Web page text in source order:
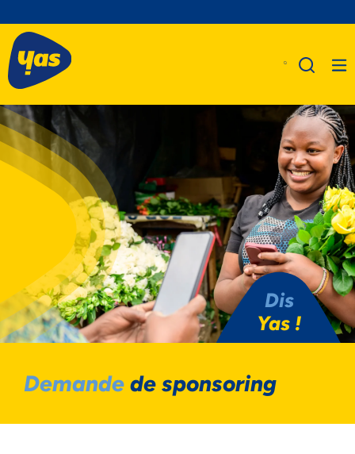
A Propos De Nous
Produits
Business
Assistance
Dis
Yas !
Demande de sponsoring